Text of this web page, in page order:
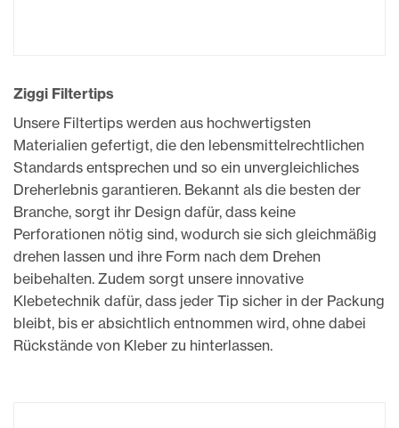
Ziggi Filtertips
Unsere Filtertips werden aus hochwertigsten
Materialien gefertigt, die den lebensmittelrechtlichen
Standards entsprechen und so ein unvergleichliches
Dreherlebnis garantieren. Bekannt als die besten der
Branche, sorgt ihr Design dafür, dass keine
Perforationen nötig sind, wodurch sie sich gleichmäßig
drehen lassen und ihre Form nach dem Drehen
beibehalten. Zudem sorgt unsere innovative
Klebetechnik dafür, dass jeder Tip sicher in der Packung
bleibt, bis er absichtlich entnommen wird, ohne dabei
Rückstände von Kleber zu hinterlassen.